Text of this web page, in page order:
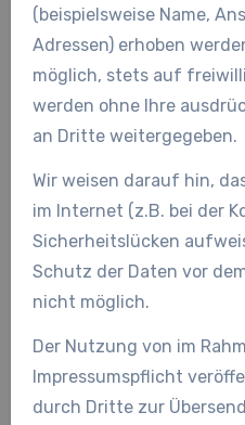
(beispielsweise Name,
Adressen) erhoben
möglich, stets auf
werden ohne Ihre
an Dritte weitergegeben.
Wir weisen darauf hin,
im Internet (z.B. bei der
Sicherheitslücken
Schutz der Daten vor
nicht möglich.
Der Nutzung von im
Impressumspflicht
durch Dritte zur